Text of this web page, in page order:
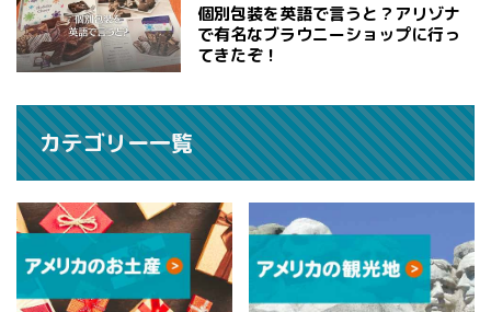
個別包装を英語で言うと？アリゾナ
で有名なブラウニーショップに行っ
てきたぞ！
カテゴリー一覧